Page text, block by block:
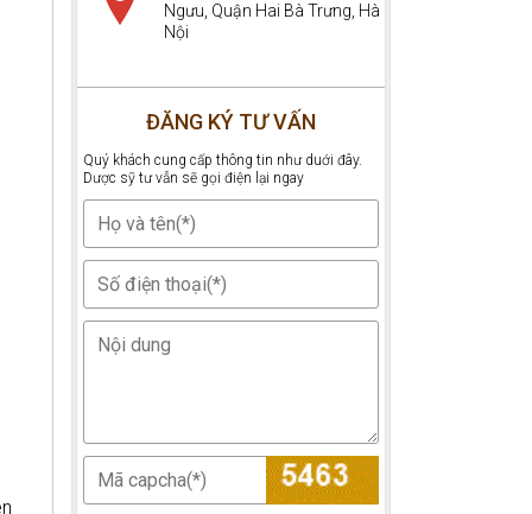
Ngưu, Quận Hai Bà Trưng, Hà
Nội
ĐĂNG KÝ TƯ VẤN
Quý khách cung cấp thông tin như duới đây.
Dược sỹ tư vẫn sẽ gọi điện lại ngay